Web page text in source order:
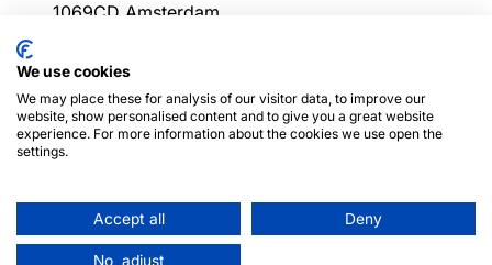
1069CD Amsterdam
info@qrsong.io
CoC: 99311917
QRSong!Todos los derechos reservados.
(v1.0.2)Este sitio está protegido por reCAPTCHA y se
We use cookies
We may place these for analysis of our visitor data, to improve our
website, show personalised content and to give you a great website
experience. For more information about the cookies we use open the
settings.
Accept all Deny
No, adjust